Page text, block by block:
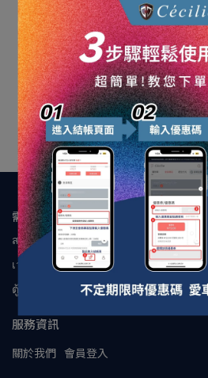
【Cécilio】C1 細微拋光劑
NT$199NT$200
ขายหมดแล้ว
需要協助
สายด่วนบริการลูกค้า:0989160642
เวลาทำการฝ่ายบริการลูกค้า:10:00-17:00
ตู้ไปรษณีย์:cecilio.tw@gmail.com
服務資訊
關於我們 會員登入